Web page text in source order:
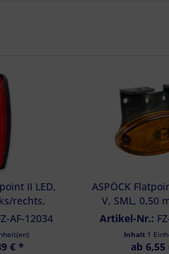
II LED,
rechts,
- 31-
017
AF-12034
€ *
ASPÖCK
V, SML, 0,50
Winkel (Z) -
Artikel-Nr.:
Inhalt 1
ab 6,55
von Daten aus verschiedenen Quellen